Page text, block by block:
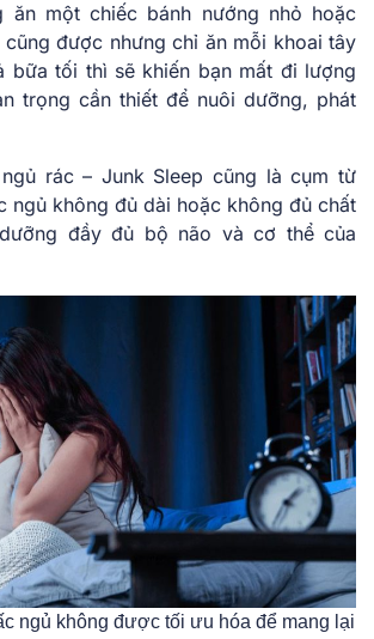
ăn một chiếc bánh nướng nhỏ hoặc
cũng được nhưng chỉ ăn mỗi khoai tây
bữa tối thì sẽ khiến bạn mất đi lượng
trọng cần thiết để nuôi dưỡng, phát
rác – Junk Sleep cũng là cụm từ
ngủ không đủ dài hoặc không đủ chất
đầy đủ bộ não và cơ thể của
ngủ không được tối ưu hóa để mang lại